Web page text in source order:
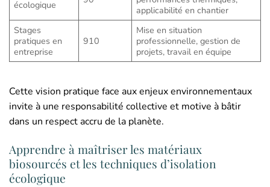
écologique
applicabilité en chantier
Stages
pratiques en
entreprise
910
Mise en situation
professionnelle, gestion de
projets, travail en équipe
Cette vision pratique face aux enjeux environnementaux
invite à une responsabilité collective et motive à bâtir
dans un respect accru de la planète.
Apprendre à maîtriser les matériaux
biosourcés et les techniques d’isolation
écologique